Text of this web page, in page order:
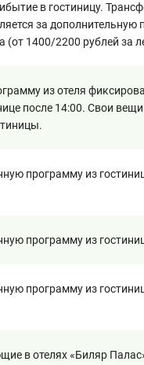
в гостиницу.
за
(от 1400/2200 рублей за
из отеля
после 14:00. Свои
программу из
программу из
программу из
в отелях «Биляр